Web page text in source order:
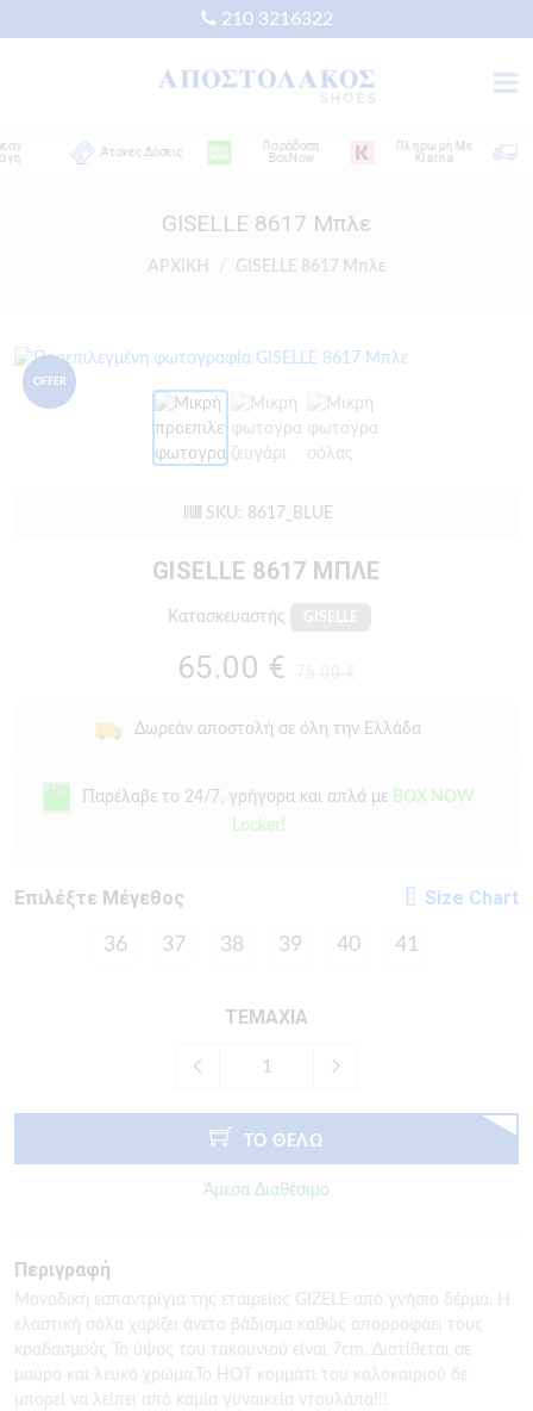
210 3216322
Άτοκες Δόσεις
Παράδοση
BoxNow
Πληρωμή Με
Klarna
GISELLE 8617 Μπλε
ΑΡΧΙΚΗ GISELLE 8617 Μπλε
OFFER
SKU: 8617_BLUE
GISELLE 8617 ΜΠΛΕ
Κατασκευαστής
65.00 €
Δωρεάν αποστολή σε όλη την Ελλάδα
Παρέλαβε το 24/7, γρήγορα και απλά με BOX NOW
Locker!
Eπιλέξτε Μέγεθος Size Chart
36 37 38 39 40 41
ΤΕΜΑΧΙΑ
ΤΟ ΘΕΛΩ
Άμεσα Διαθέσιμο
Περιγραφή
Μοναδική εσπαντρίγια της εταιρείας GIZELE από γνήσιο δέρμα. Η
ελαστική σόλα χαρίζει άνετο βάδισμα καθώς απορροφάει τους
κραδασμούς Το ύψος του τακουνιού είναι 7cm. Διατίθεται σε
μαύρο και λευκό χρώμα.Το HOT κομμάτι του καλοκαιριού δε
μπορεί να λείπει από καμία γυναικεία ντουλάπα!!!